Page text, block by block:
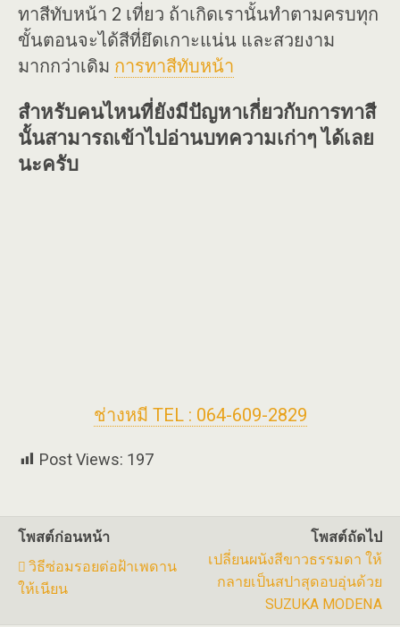
ทาสีทับหน้า 2 เที่ยว ถ้าเกิดเรานั้นทำตามครบทุก
ขั้นตอนจะได้สีที่ยึดเกาะแน่น และสวยงาม
มากกว่าเดิม การทาสีทับหน้า
สำหรับคนไหนที่ยังมีปัญหาเกี่ยวกับการทาสี
นั้นสามารถเข้าไปอ่านบทความเก่าๆ ได้เลย
นะครับ
ช่างหมี TEL : 064-609-2829
Post Views: 197
โพสต์ก่อนหน้า
วิธีซ่อมรอยต่อฝ้าเพดาน
ให้เนียน
โพสต์ถัดไป
เปลี่ยนผนังสีขาวธรรมดา ให้
กลายเป็นสปาสุดอบอุ่นด้วย
SUZUKA MODENA